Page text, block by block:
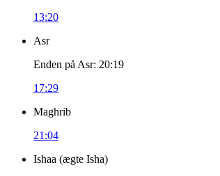
13:20
Asr
Enden på Asr: 20:19
17:29
Maghrib
21:04
Ishaa (ægte Isha)